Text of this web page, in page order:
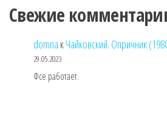
Свежие
domna кЧайковский. Опричник
29.05.2023
Фсе работает.